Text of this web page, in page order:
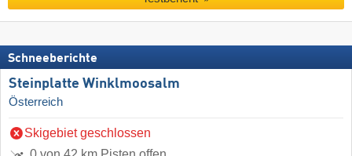
Schneeberichte
Steinplatte Winklmoosalm
Österreich
Skigebiet geschlossen